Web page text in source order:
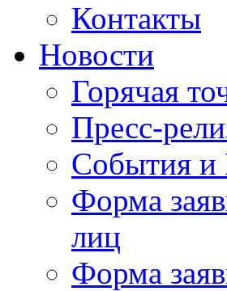
Контакты
Новости
Горячая
Пресс-
События и
Форма
лиц
Форма